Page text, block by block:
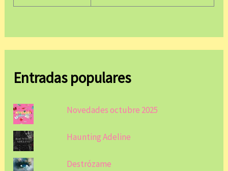
Entradas populares
Novedades octubre 2025
Haunting Adeline
Destrózame